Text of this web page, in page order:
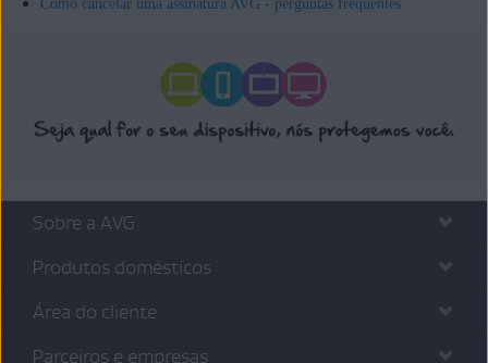
Como cancelar uma assinatura AVG - perguntas frequentes
Sobre a AVG
Produtos domésticos
Área do cliente
Parceiros e empresas